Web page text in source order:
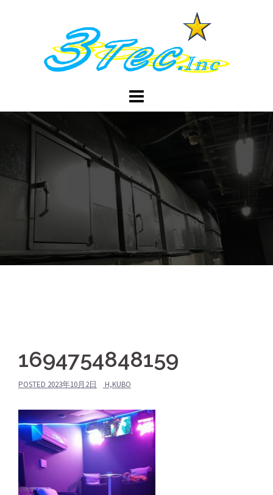
1694754848159
POSTED 2023年10月2日 H,KUBO